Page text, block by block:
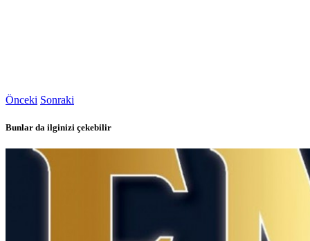
Önceki Sonraki
Bunlar da ilginizi çekebilir